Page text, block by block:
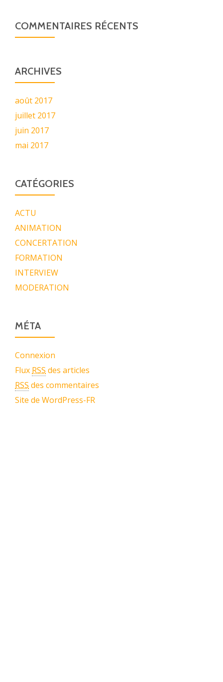
COMMENTAIRES RÉCENTS
ARCHIVES
août 2017
juillet 2017
juin 2017
mai 2017
CATÉGORIES
ACTU
ANIMATION
CONCERTATION
FORMATION
INTERVIEW
MODERATION
MÉTA
Connexion
Flux RSS des articles
RSS des commentaires
Site de WordPress-FR